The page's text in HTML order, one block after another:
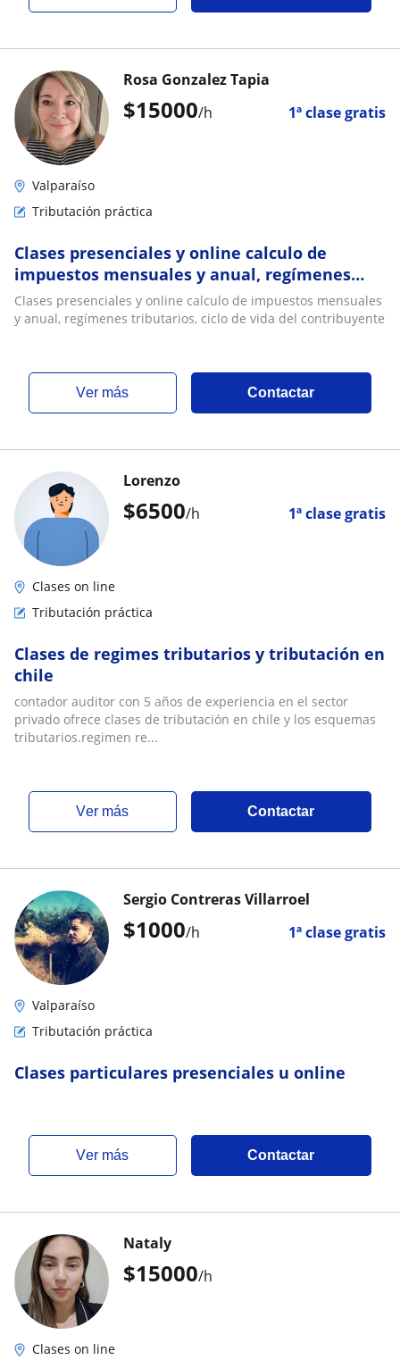
$15000/h 1ª clase gratis
Rosa Gonzalez Tapia
Valparaíso
Tributación práctica
Clases presenciales y online calculo de
impuestos mensuales y anual, regímenes
tributarios, ciclo de vida del contribuyente
Clases presenciales y online calculo de impuestos mensuales
y anual, regímenes tributarios, ciclo de vida del contribuyente
ver más Contactar
$6500/h 1ª clase gratis
Lorenzo
Clases on line
Tributación práctica
Clases de regimes tributarios y tributación en
chile
contador auditor con 5 años de experiencia en el sector
privado ofrece clases de tributación en chile y los esquemas
tributarios.regimen re...
ver más Contactar
$1000/h 1ª clase gratis
Sergio Contreras Villarroel
Valparaíso
Tributación práctica
Clases particulares presenciales u online
ver más Contactar
$15000/h
Nataly
Clases on line